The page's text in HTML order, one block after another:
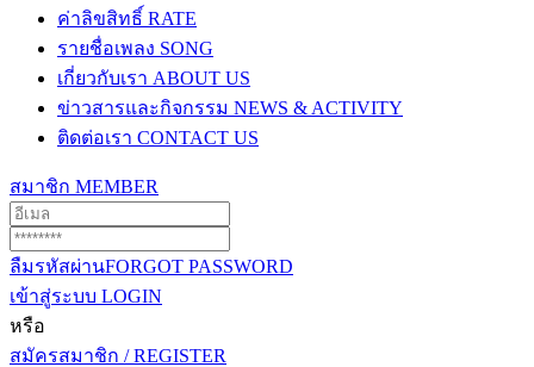
ค่าลิขสิทธิ์ RATE
รายชื่อเพลง SONG
เกี่ยวกับเรา ABOUT US
ข่าวสารและกิจกรรม NEWS & ACTIVITY
ติดต่อเรา CONTACT US
สมาชิก MEMBER
ลืมรหัสผ่านFORGOT PASSWORD
เข้าสู่ระบบ LOGIN
หรือ
สมัครสมาชิก / REGISTER